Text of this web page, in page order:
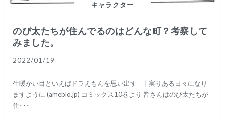
キャラクター
のび太たちが住んでるのはどんな町？考察して
みました。
2022/01/19
生暖かい目といえばドラえもんを思い出す | 実りある日々になり
ますように (ameblo.jp) コミックス10巻より 皆さんはのび太たちが
住･･･